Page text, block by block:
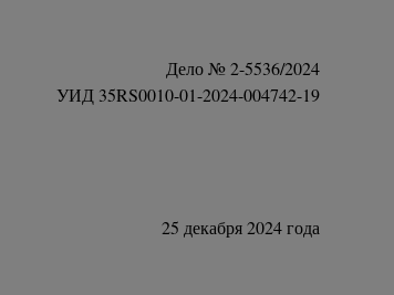
Дело № 2-5536/2024
УИД 35RS0010-01-2024-004742-19
25 декабря 2024 года